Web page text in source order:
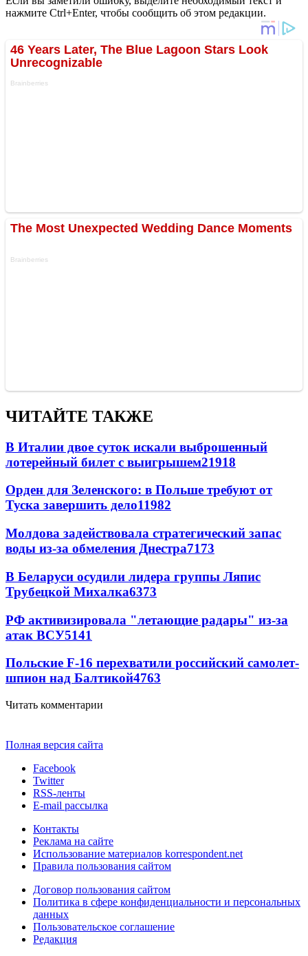
нажмите Ctrl+Enter, чтобы сообщить об этом редакции.
ЧИТАЙТЕ ТАКЖЕ
В Италии двое суток искали выброшенный
лотерейный билет с выигрышем21918
Орден для Зеленского: в Польше требуют от
Туска завершить дело11982
Молдова задействовала стратегический запас
воды из-за обмеления Днестра7173
В Беларуси осудили лидера группы Ляпис
Трубецкой Михалка6373
РФ активизировала "летающие радары" из-за
атак ВСУ5141
Польские F-16 перехватили российский самолет-
шпион над Балтикой4763
Читать комментарии
Полная версия сайта
Facebook
Twitter
RSS-ленты
E-mail рассылка
Контакты
Реклама на сайте
Использование материалов korrespondent.net
Правила пользования сайтом
Договор пользования сайтом
Политика в сфере конфиденциальности и персональных
данных
Пользовательское соглашение
Редакция